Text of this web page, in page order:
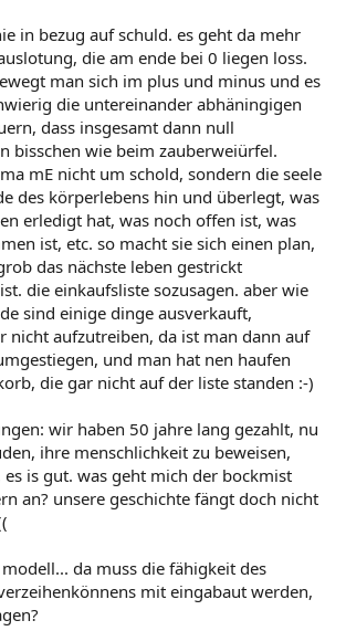
in bezug auf schuld. es geht da mehr
die am ende bei 0 liegen loss.
man sich im plus und minus und es
die untereinander abhäningigen
dass insgesamt dann null
bisschen wie beim zauberweiürfel.
mE nicht um schold, sondern die seele
des körperlebens hin und überlegt, was
erledigt hat, was noch offen ist, was
ist, etc. so macht sie sich einen plan,
das nächste leben gestrickt
die einkaufsliste sozusagen. aber wie
sind einige dinge ausverkauft,
nicht aufzutreiben, da ist man dann auf
und man hat nen haufen
die gar nicht auf der liste standen :-)
wir haben 50 jahre lang gezahlt, nu
ihre menschlichkeit zu beweisen,
es is gut. was geht mich der bockmist
an? unsere geschichte fängt doch nicht
da muss die fähigkeit des
mit eingabaut werden,